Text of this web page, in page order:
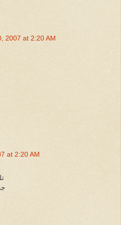
2007 at 2:20 AM
at 2:20 AM